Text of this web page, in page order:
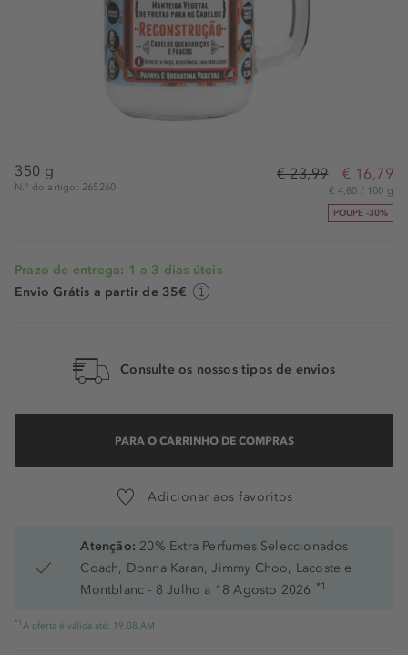
350 g
N.° do artigo: 265260
€ 23,99 € 16,79
€ 4,80 / 100 g
POUPE -30%
Prazo de entrega: 1 a 3 dias úteis
Envio Grátis a partir de 35€
Consulte os nossos tipos de envios
PARA O CARRINHO DE COMPRAS
Adicionar aos favoritos
Atenção: 20% Extra Perfumes Seleccionados
Coach, Donna Karan, Jimmy Choo, Lacoste e
Montblanc - 8 Julho a 18 Agosto 2026 *1
*1 A oferta é válida até: 19.08.AM